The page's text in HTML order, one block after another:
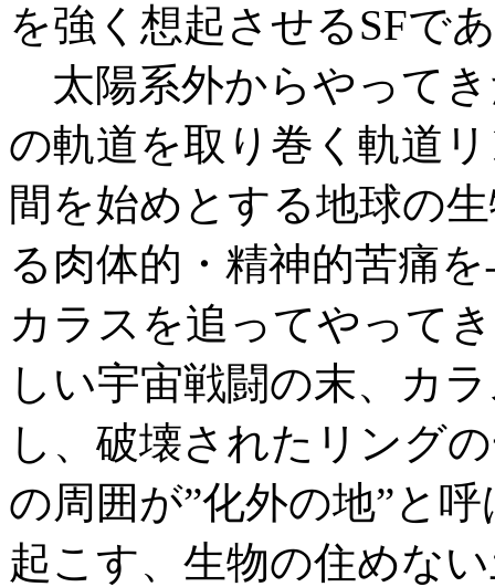
を強く想起させるSFで
太陽系外からやって
の軌道を取り巻く軌道
間を始めとする地球の
る肉体的・精神的苦痛
カラスを追ってやって
しい宇宙戦闘の末、カ
し、破壊されたリング
の周囲が”化外の地”と
起こす、生物の住めな